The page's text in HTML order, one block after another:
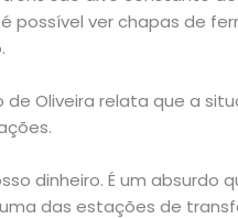
possível ver chapas de
de Oliveira relata que a
dinheiro. É um
das estações de